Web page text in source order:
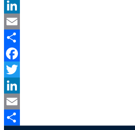
Twitter
LinkedIn
Email
Partager
Facebook
Twitter
LinkedIn
Email